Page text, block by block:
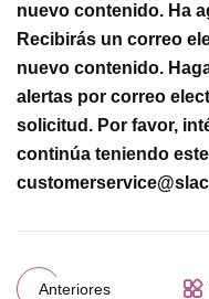
nuevo contenido. Ha
Recibirás un correo
nuevo contenido.
alertas por correo
solicitud. Por favor,
continúa teniendo
Anteriores